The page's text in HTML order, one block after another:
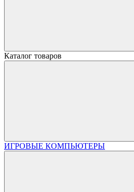
Каталог товаров
ИГРОВЫЕ КОМПЬЮТЕРЫ